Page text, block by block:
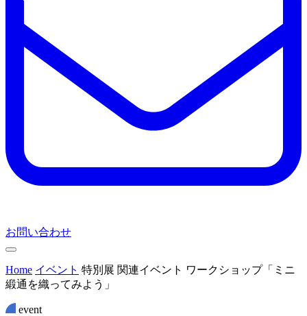
お問い合わせ
Home イベント 特別展 関連イベント ワークショップ「ミニ
緞通を織ってみよう」
event